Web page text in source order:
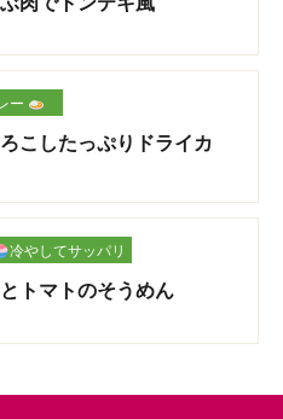
ー
こしたっぷりドライカ
冷やしてサッパリ
トマトのそうめん